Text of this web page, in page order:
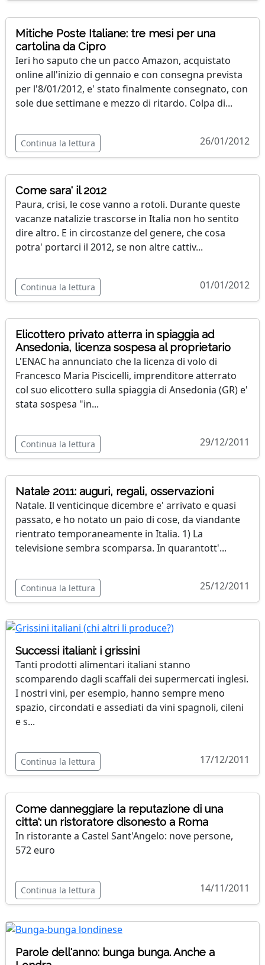
Mitiche Poste Italiane: tre mesi per una
cartolina da Cipro
Ieri ho saputo che un pacco Amazon, acquistato
online all'inizio di gennaio e con consegna prevista
per l'8/01/2012, e' stato finalmente consegnato, con
sole due settimane e mezzo di ritardo. Colpa di...
Continua la lettura 26/01/2012
Come sara' il 2012
Paura, crisi, le cose vanno a rotoli. Durante queste
vacanze natalizie trascorse in Italia non ho sentito
dire altro. E in circostanze del genere, che cosa
potra' portarci il 2012, se non altre cattiv...
Continua la lettura 01/01/2012
Elicottero privato atterra in spiaggia ad
Ansedonia, licenza sospesa al proprietario
L'ENAC ha annunciato che la licenza di volo di
Francesco Maria Piscicelli, imprenditore atterrato
col suo elicottero sulla spiaggia di Ansedonia (GR) e'
stata sospesa "in...
Continua la lettura 29/12/2011
Natale 2011: auguri, regali, osservazioni
Natale. Il venticinque dicembre e' arrivato e quasi
passato, e ho notato un paio di cose, da viandante
rientrato temporaneamente in Italia. 1) La
televisione sembra scomparsa. In quarantott'...
Continua la lettura 25/12/2011
Successi italiani: i grissini
Tanti prodotti alimentari italiani stanno
scomparendo dagli scaffali dei supermercati inglesi.
I nostri vini, per esempio, hanno sempre meno
spazio, circondati e assediati da vini spagnoli, cileni
e s...
Continua la lettura 17/12/2011
Come danneggiare la reputazione di una
citta': un ristoratore disonesto a Roma
In ristorante a Castel Sant'Angelo: nove persone,
572 euro
Continua la lettura 14/11/2011
Parole dell'anno: bunga bunga. Anche a